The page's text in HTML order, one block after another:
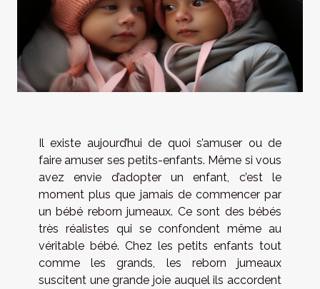
Il existe aujourd’hui de quoi s’amuser ou de
faire amuser ses petits-enfants. Même si vous
avez envie d’adopter un enfant, c’est le
moment plus que jamais de commencer par
un bébé reborn jumeaux. Ce sont des bébés
très réalistes qui se confondent même au
véritable bébé. Chez les petits enfants tout
comme les grands, les reborn jumeaux
suscitent une grande joie auquel ils accordent